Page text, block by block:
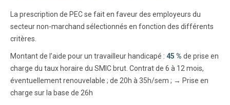
La prescription de PEC se fait en faveur des employeurs du
secteur non-marchand sélectionnés en fonction des différents
critères.
Montant de l’aide pour un travailleur handicapé : 45 % de prise en
charge du taux horaire du SMIC brut. Contrat de 6 à 12 mois,
éventuellement renouvelable ; de 20h à 35h/sem ; → Prise en
charge sur la base de 26h